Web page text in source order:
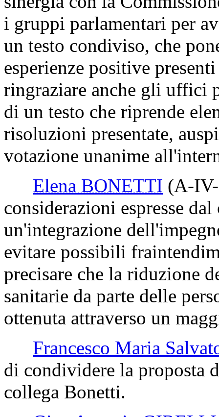
i gruppi parlamentari per
un testo condiviso, che
esperienze positive
ringraziare anche gli uffici
di un testo che riprende
risoluzioni presentate,
votazione unanime
Elena BONETTI (A-
considerazioni espresse
un'integrazione
evitare possibili
precisare che la riduzione
sanitarie da parte delle
ottenuta attraverso un
Francesco Maria
di condividere la proposta
collega Bonetti.